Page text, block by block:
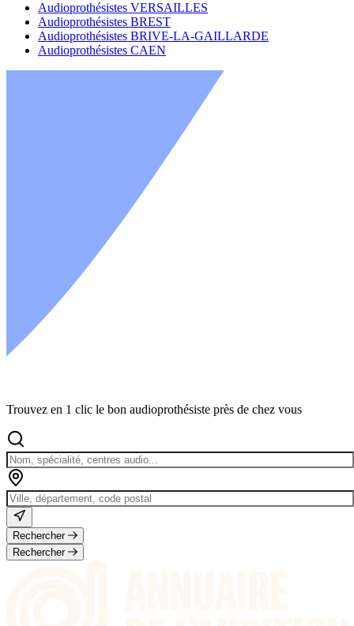
Audioprothésistes VERSAILLES
Audioprothésistes BREST
Audioprothésistes BRIVE-LA-GAILLARDE
Audioprothésistes CAEN
Trouvez en 1 clic le bon audioprothésiste près de chez vous
Rechercher
Rechercher